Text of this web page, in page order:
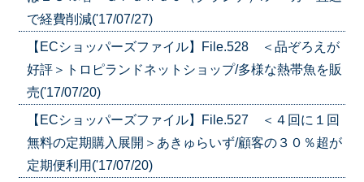
で経費削減('17/07/27)
【ECショッパーズファイル】File.528 ＜品ぞろえが
好評＞トロピランドネットショップ/多様な熱帯魚を販
売('17/07/20)
【ECショッパーズファイル】File.527 ＜４回に１回
無料の定期購入展開＞あきゅらいず/顧客の３０％超が
定期便利用('17/07/20)